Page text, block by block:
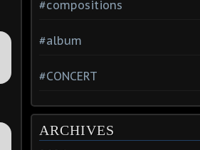
#compositions
#album
#CONCERT
ARCHIVES